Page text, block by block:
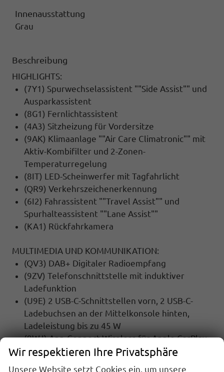
Innenausstattung
Grau
Beschreibung
HIGHLIGHTS:
(7Y1) Spurwechselassistent ""Side Assist"" und
Ausparkassistent
(8G1) Fernlichtassistent
(4A3) Sitzheizung für Vordersitze
(9AK) Klimaanlage ""Air Care Climatronic"" mit
Aktiv-Kombifilter und 2-Zonen-
Temperaturregelung
(8IT) LED-Scheinwerfer mit Tagfahrlicht
(QR9) Verkehrszeichenerkennung
(6I2) Fahrassistent ""Travel Assist"" und
Spurhalteassistent ""Lane Assist""
(KA1) Rückfahrkamera
MULTIMEDIA UND KOMMUNIKATION:
(QV3) DAB+ Digitaler Radioempfang
(9ZV) Telefonschnittstelle mit induktiver
Ladefunktion
(U9E) 2 USB-C-Schnittstellen vorn, 2 USB-C-
Ladebuchsen an der Mittelkonsole hinten,
Ladeleistung bis zu 45 W
(9WJ) App-Connect Wireless für Apple CarPlay
und Android Auto
Wir respektieren Ihre Privatsphäre
Unsere Website setzt Cookies ein, um unsere